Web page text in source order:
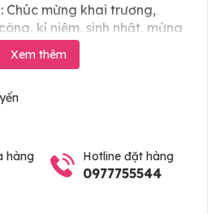
Chúc mừng khai trương,
kỉ niệm, sinh nhật, mừng
gia và các ngày lễ tết trong
Xem thêm
hàng Hotline đặt hàng
0977755544